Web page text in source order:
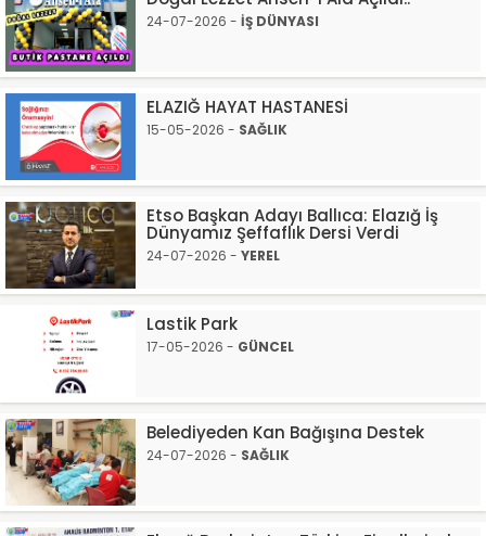
24-07-2026 - İŞ DÜNYASI
ELAZIĞ HAYAT HASTANESİ
15-05-2026 - SAĞLIK
Etso Başkan Adayı Ballıca: Elazığ İş
Dünyamız Şeffaflık Dersi Verdi
24-07-2026 - YEREL
Lastik Park
17-05-2026 - GÜNCEL
Belediyeden Kan Bağışına Destek
24-07-2026 - SAĞLIK